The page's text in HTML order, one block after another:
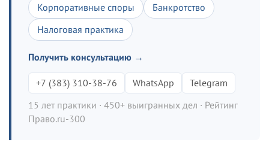
Корпоративные споры
Банкротство
Налоговая практика
Получить консультацию →
+7 (383) 310-38-76 WhatsApp
Telegram
15 лет практики · 450+ выигранных дел · Рейтинг
Право.ru-300